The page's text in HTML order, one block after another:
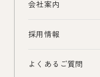
会社案内
採用情報
よくあるご質問